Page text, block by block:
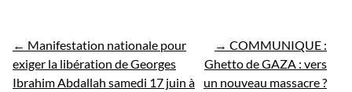
← Manifestation nationale pour
exiger la libération de Georges
Ibrahim Abdallah samedi 17 juin à
→ COMMUNIQUE :
Ghetto de GAZA : vers
un nouveau massacre ?